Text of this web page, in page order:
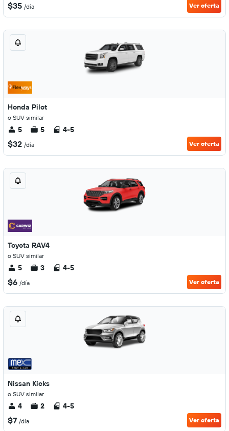
$35 /día Ver oferta
Honda Pilot
o SUV similar
5 5 4-5
$32 /día Ver oferta
Toyota RAV4
o SUV similar
5 3 4-5
$6 /día Ver oferta
Nissan Kicks
o SUV similar
4 2 4-5
$7 /día Ver oferta